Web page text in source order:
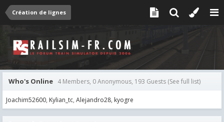
Création de lignes
Who's Online 4 Members, 0 Anonymous, 193 Guests (See full list)
Joachim52600 Kylian_tc Alejandro28 kyogre